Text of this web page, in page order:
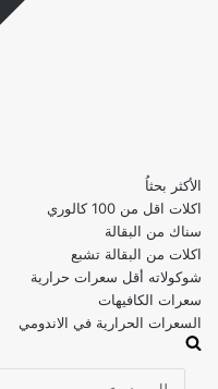
الأكثر بحثاُ
اكلات اقل من 100 كالوري
اكلات من البقالة تشبع
شوكولاته أقل سعرات حرارية
سعرات الكافيهات
السعرات الحرارية في الاندومي